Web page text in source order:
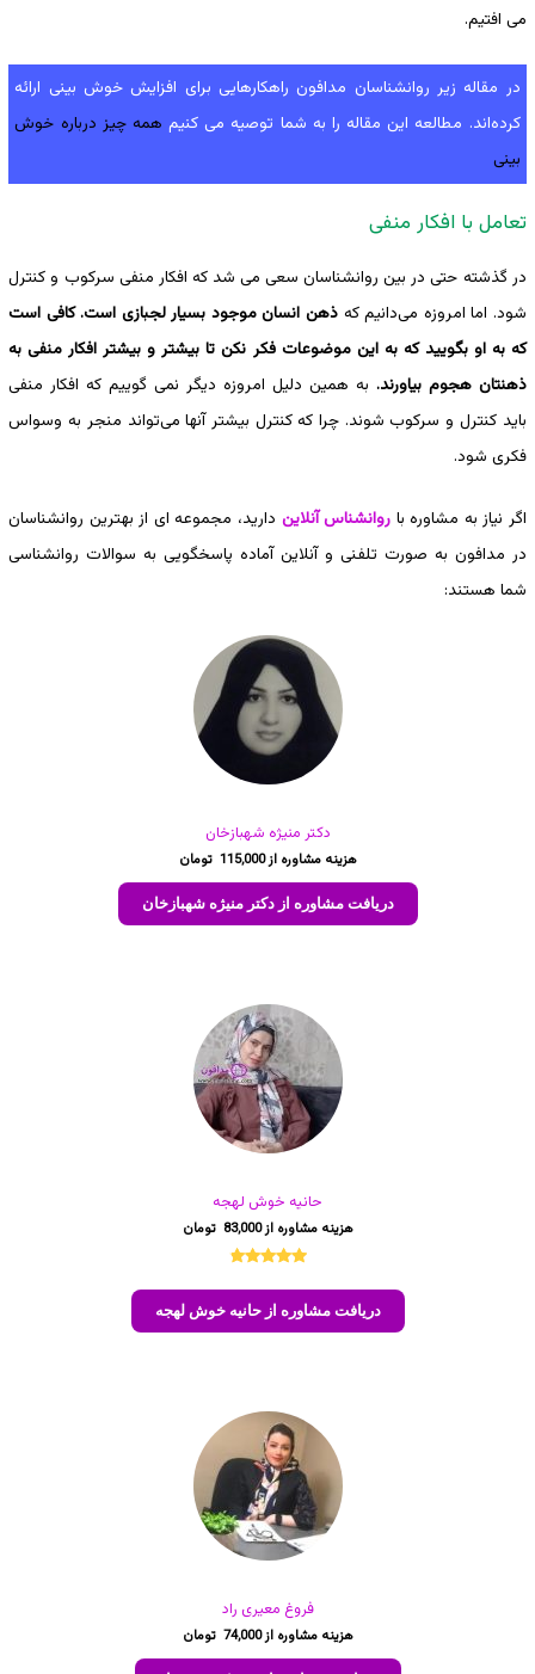
می افتیم.
در مقاله زیر روانشناسان مدافون راهکارهایی برای افزایش خوش بینی ارائه
کرده‌اند. مطالعه این مقاله را به شما توصیه می کنیم همه چیز درباره خوش
بینی
تعامل با افکار منفی
در گذشته حتی در بین روانشناسان سعی می شد که افکار منفی سرکوب و کنترل
شود. اما امروزه می‌دانیم که ذهن انسان موجود بسیار لجبازی است. کافی است
که به او بگویید که به این موضوعات فکر نکن تا بیشتر و بیشتر افکار منفی به
ذهنتان هجوم بیاورند. به همین دلیل امروزه دیگر نمی گوییم که افکار منفی
باید کنترل و سرکوب شوند. چرا که کنترل بیشتر آنها می‌تواند منجر به وسواس
فکری شود.
اگر نیاز به مشاوره با روانشناس آنلاین دارید، مجموعه ای از بهترین روانشناسان
در مدافون به صورت تلفنی و آنلاین آماده پاسخگویی به سوالات روانشناسی
شما هستند:
دکتر منیژه شهبازخان
115,000
دریافت مشاوره از دکتر منیژه شهبازخان
حانیه خوش لهجه
83,000
4.73
از 5
در
دریافت مشاوره از حانیه خوش لهجه
فروغ معیری راد
74,000